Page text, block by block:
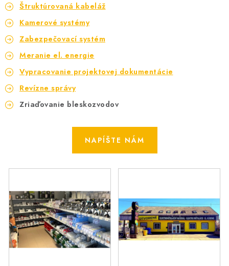
Štruktúrovaná kabeláž
Kamerové systémy
Zabezpečovací systém
Meranie el. energie
Vypracovanie projektovej dokumentácie
Revízne správy
Zriaďovanie bleskozvodov
NAPÍŠTE NÁM